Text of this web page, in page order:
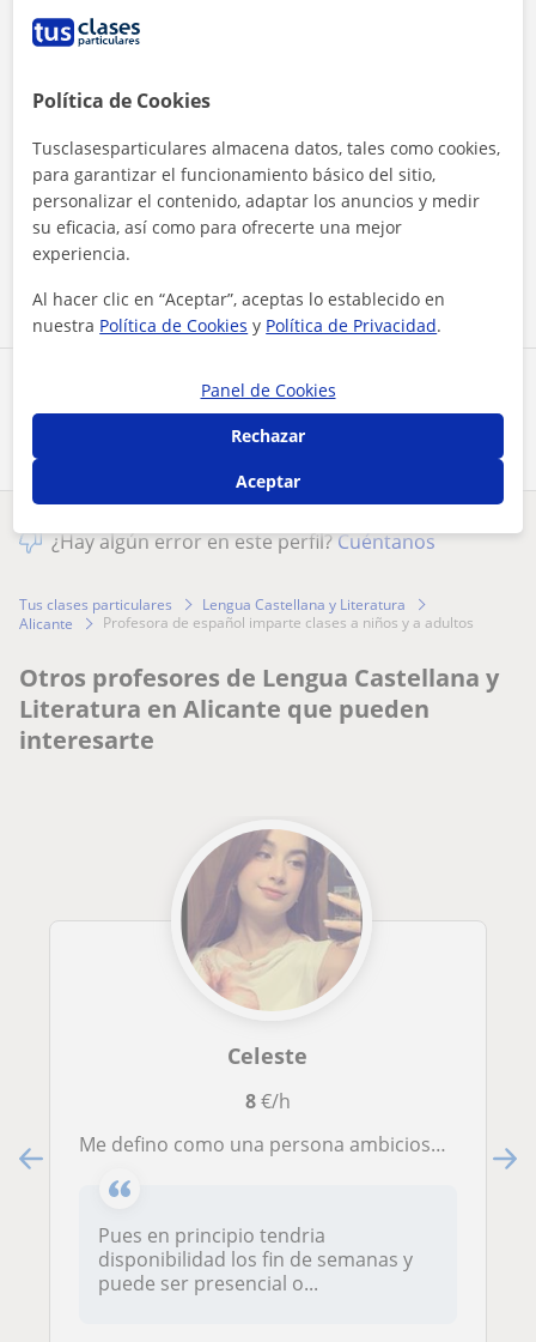
Comparte a este profesor
Al hacer clic, aceptas nuestro aviso legaly deprivacidad
¿Hay algún error en este perfil?Cuéntanos
Tus clases particulares
Lengua Castellana y Literatura
Alicante
profesora de español imparte clases a niños y a adultos
Otros profesores de Lengua Castellana y
Literatura en Alicante que pueden
interesarte
Celeste
8€/h
Me defino como una persona ambiciosa, dulce y amable
Pues en principio tendria
disponibilidad los fin de semanas y
puede ser presencial o...
Política de Cookies
Tusclasesparticulares almacena datos, tales como cookies,
para garantizar el funcionamiento básico del sitio,
personalizar el contenido, adaptar los anuncios y medir
su eficacia, así como para ofrecerte una mejor
experiencia.
Al hacer clic en “Aceptar”, aceptas lo establecido en
nuestra Política de Cookies y Política de Privacidad.
Panel de Cookies
Rechazar
Aceptar